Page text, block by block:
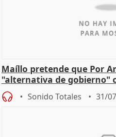
Maíllo pretende que Por
"alternativa de gobierno"
oposición
Sonido Totales 31/